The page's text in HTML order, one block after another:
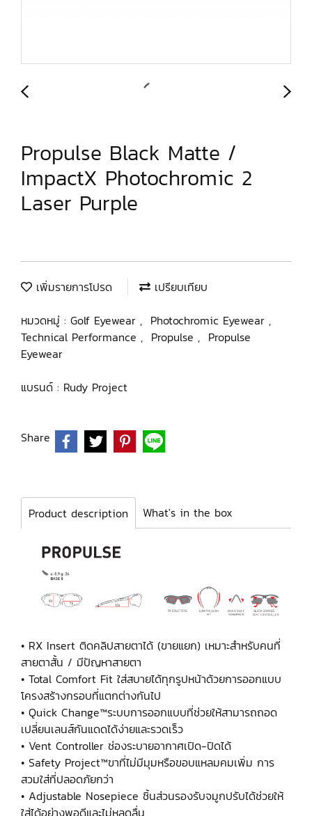
Propulse Black Matte /
ImpactX Photochromic 2
Laser Purple
เพิ่มรายการโปรด
เปรียบเทียบ
หมวดหมู่ : Golf Eyewear , Photochromic Eyewear ,
Technical Performance , Propulse , Propulse
Eyewear
แบรนด์ : Rudy Project
Share
Product description What's in the box
• RX Insert ติดคลิปสายตาได้ (ขายแยก) เหมาะสำหรับคนที่
สายตาสั้น / มีปัญหาสายตา
• Total Comfort Fit ใส่สบายได้ทุกรูปหน้าด้วยการออกแบบ
โครงสร้างกรอบที่แตกต่างกันไป
• Quick Change™ระบบการออกแบบที่ช่วยให้สามารถถอด
เปลี่ยนเลนส์กันแดดได้ง่ายและรวดเร็ว
• Vent Controller ช่องระบายอากาศเปิด-ปิดได้
• Safety Project™ขาที่ไม่มีมุมหรือขอบแหลมคมเพิ่ม การ
สวมใส่ที่ปลอดภัยกว่า
• Adjustable Nosepiece ชิ้นส่วนรองรับจมูกปรับได้ช่วยให้
ใส่ได้อย่างพอดีและไม่หลุดลื่น